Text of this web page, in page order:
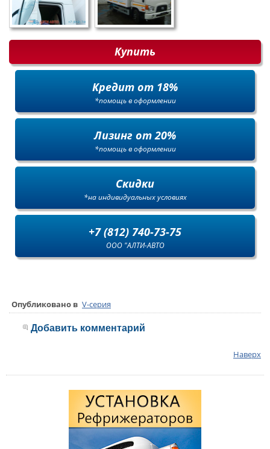
Купить
Кредит от 18%
*помощь в оформлении
Лизинг от 20%
*помощь в оформлении
Скидки
*на индивидуальных условиях
+7 (812) 740-73-75
ООО "АЛТИ-АВТО
Опубликовано в V-серия
Добавить комментарий
Наверх